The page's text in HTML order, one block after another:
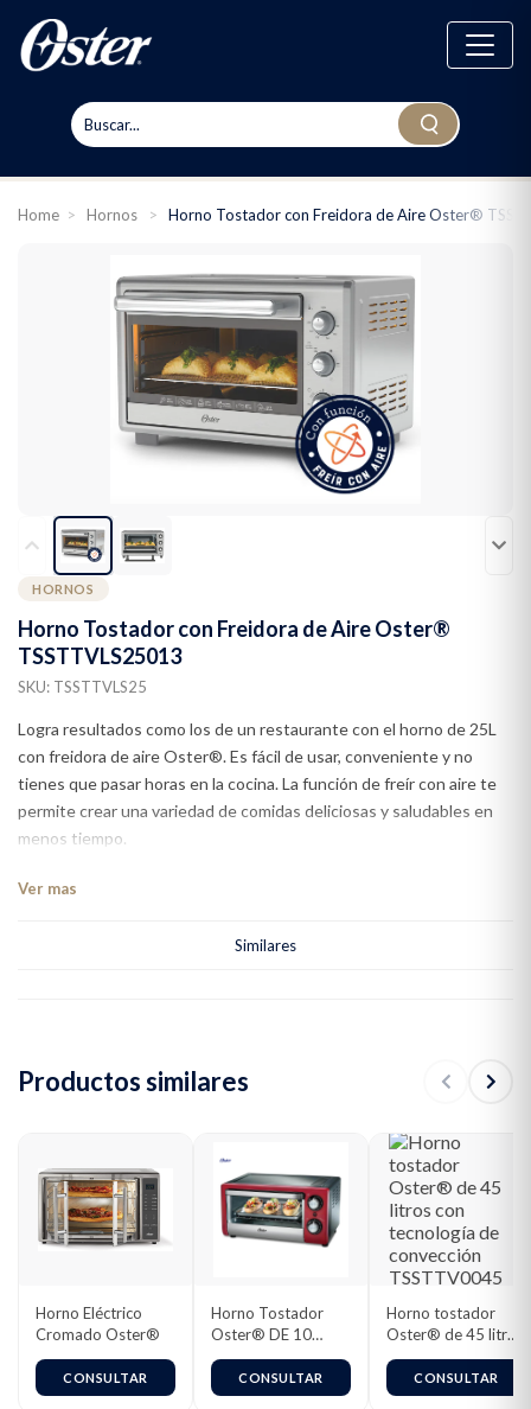
Home > Hornos > Horno Tostador con Freidora de Aire Oster®
HORNOS
Horno Tostador con Freidora de Aire Oster®
TSSTTVLS25013
SKU: TSSTTVLS25
Logra resultados como los de un restaurante con el horno de 25L
con freidora de aire Oster®. Es fácil de usar, conveniente y no
tienes que pasar horas en la cocina. La función de freír con aire te
permite crear una variedad de comidas deliciosas y saludables en
menos tiempo.
Ver mas
Similares
Productos similares
Horno Eléctrico
Cromado Oster®
CONSULTAR
Horno Tostador
Oster® DE 10
Litros | Color Rojo |
Rejilla Ajustable |
Cronómetro |
CONSULTAR
Horno tostador
Oster® de 45 litros
con tecnología de
convección
TSSTTV0045
CONSULTAR